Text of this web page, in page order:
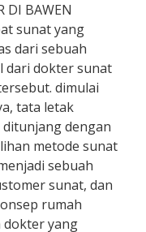
DI BAWEN
sunat yang
dari sebuah
dari dokter sunat
dimulai
tata letak
dengan
metode sunat
sebuah
sunat, dan
rumah
dokter yang